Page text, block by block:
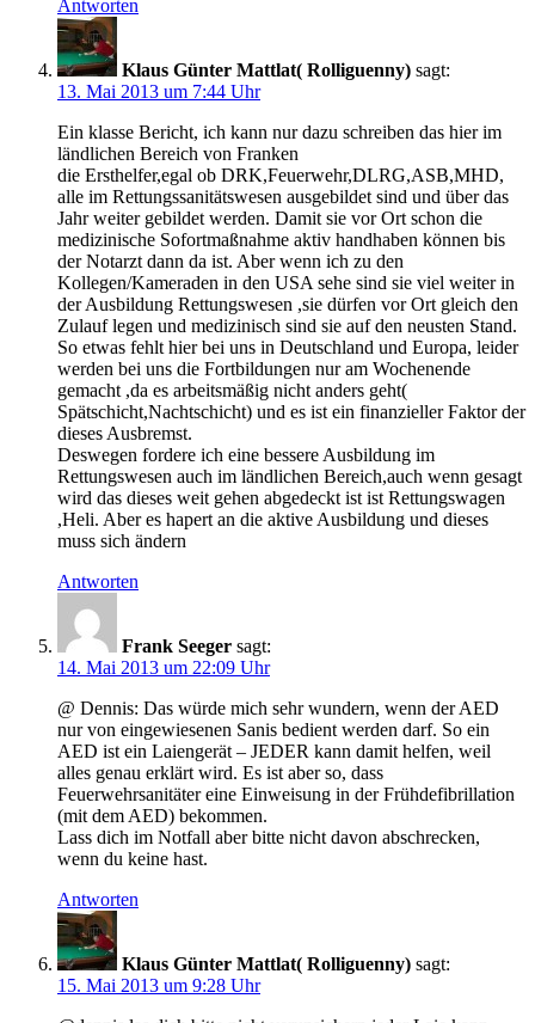
Antworten
Klaus Günter Mattlat( Rolliguenny) sagt:
13. Mai 2013 um 7:44 Uhr
Ein klasse Bericht, ich kann nur dazu schreiben das hier im
ländlichen Bereich von Franken
die Ersthelfer,egal ob DRK,Feuerwehr,DLRG,ASB,MHD,
alle im Rettungssanitätswesen ausgebildet sind und über das
Jahr weiter gebildet werden. Damit sie vor Ort schon die
medizinische Sofortmaßnahme aktiv handhaben können bis
der Notarzt dann da ist. Aber wenn ich zu den
Kollegen/Kameraden in den USA sehe sind sie viel weiter in
der Ausbildung Rettungswesen ,sie dürfen vor Ort gleich den
Zulauf legen und medizinisch sind sie auf den neusten Stand.
So etwas fehlt hier bei uns in Deutschland und Europa, leider
werden bei uns die Fortbildungen nur am Wochenende
gemacht ,da es arbeitsmäßig nicht anders geht(
Spätschicht,Nachtschicht) und es ist ein finanzieller Faktor der
dieses Ausbremst.
Deswegen fordere ich eine bessere Ausbildung im
Rettungswesen auch im ländlichen Bereich,auch wenn gesagt
wird das dieses weit gehen abgedeckt ist ist Rettungswagen
,Heli. Aber es hapert an die aktive Ausbildung und dieses
muss sich ändern
Antworten
Frank Seeger sagt:
14. Mai 2013 um 22:09 Uhr
@ Dennis: Das würde mich sehr wundern, wenn der AED
nur von eingewiesenen Sanis bedient werden darf. So ein
AED ist ein Laiengerät – JEDER kann damit helfen, weil
alles genau erklärt wird. Es ist aber so, dass
Feuerwehrsanitäter eine Einweisung in der Frühdefibrillation
(mit dem AED) bekommen.
Lass dich im Notfall aber bitte nicht davon abschrecken,
wenn du keine hast.
Antworten
Klaus Günter Mattlat( Rolliguenny) sagt:
15. Mai 2013 um 9:28 Uhr